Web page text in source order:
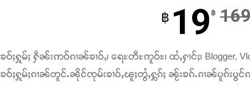
฿ 19 ฿
ၶဝ်ႈႁူမ်ႈ ႁဵၼ်းဢဝ်ၵၢၼ်ၶၢဝ်ႇ၊ ရေႊတီႊဢူဝ်ႊ၊ ထႆႇႁၢင်ႈ၊
ၶဝ်ႈႁူမ်ႈၵၢၼ်တူင်ႉၼိုင်ၸုမ်းၶၢဝ်ႇၽူႈတွႆႇႁွၵ်ႈ ၼႂ်းၶၵ်ႉၵၢၼ်ပူၵ်းပွင်